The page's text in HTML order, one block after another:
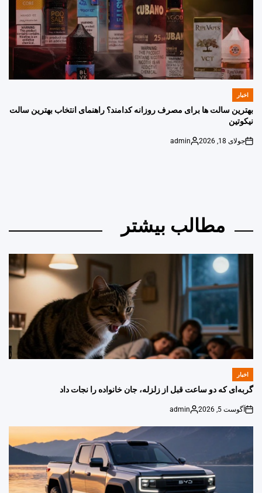
POSTED
اخبار
بهترین سالت ها برای مصرف روزانه کدامند؟ راهنمای انتخاب بهترین سالت
نیکوتین
on
جولای 18, 2026
Posted
admin
مطالب بیشتر
POSTED
IN
اخبار
گربه‌ای که دو ساعت قبل از زلزله، جان خانواده را نجات داد
on
آگوست 5, 2026
Posted
admin